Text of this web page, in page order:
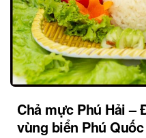
Chả mực Phú Hải –
vùng biển Phú Quốc